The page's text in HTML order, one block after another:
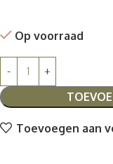
Op voorraad
Toevoegen aan